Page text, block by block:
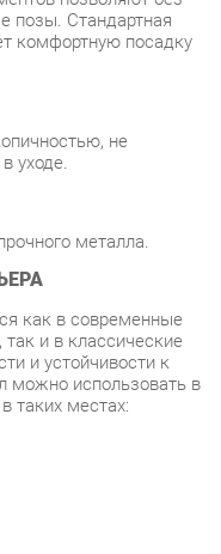
не
металла.
и в классические
использовать в
информации
отзывам
купить
хром Темно-